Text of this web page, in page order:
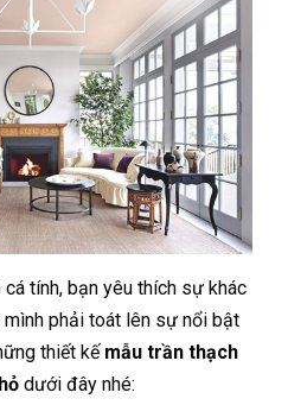
tính, bạn yêu thích sự khác
mình phải toát lên sự nổi bật
thiết kế mẫu trần thạch
dưới đây nhé: